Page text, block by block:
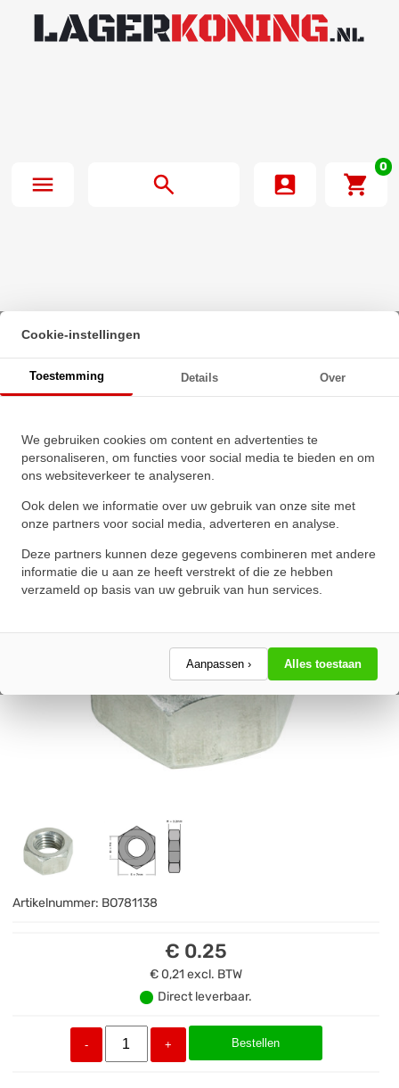
0
Beginpagina· Zeskantmoer DIN 934 M4 RVS A2
Cookie-instellingen
Toestemming Details Over
We gebruiken cookies om content en advertenties te
personaliseren, om functies voor social media te bieden en om
ons websiteverkeer te analyseren.
Ook delen we informatie over uw gebruik van onze site met
onze partners voor social media, adverteren en analyse.
Deze partners kunnen deze gegevens combineren met andere
informatie die u aan ze heeft verstrekt of die ze hebben
verzameld op basis van uw gebruik van hun services.
Aanpassen › Alles toestaan
A2
★★★★
★★★★
Schrijf een review!
Artikelnummer: BO781138
€ 0.25
€ 0,21 excl. BTW
Direct leverbaar.
- + Bestellen